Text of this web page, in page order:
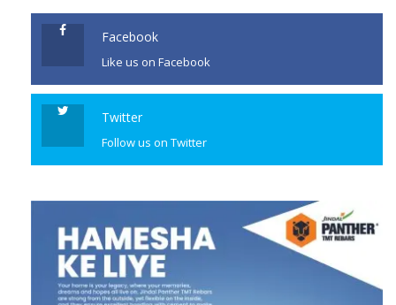
Facebook
Like us on Facebook
Twitter
Follow us on Twitter